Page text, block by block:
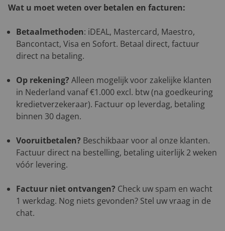
Wat u moet weten over betalen en facturen:
Betaalmethoden: iDEAL, Mastercard, Maestro,
Bancontact, Visa en Sofort. Betaal direct, factuur
direct na betaling.
Op rekening? Alleen mogelijk voor zakelijke klanten
in Nederland vanaf €1.000 excl. btw (na goedkeuring
kredietverzekeraar). Factuur op leverdag, betaling
binnen 30 dagen.
Vooruitbetalen? Beschikbaar voor al onze klanten.
Factuur direct na bestelling, betaling uiterlijk 2 weken
vóór levering.
Factuur niet ontvangen? Check uw spam en wacht
1 werkdag. Nog niets gevonden? Stel uw vraag in de
chat.